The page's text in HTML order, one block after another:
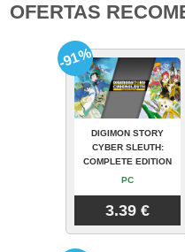
OFERTAS
DIGIMON STORY
CYBER SLEUTH:
COMPLETE EDITION
PC
3.39 €
-91%